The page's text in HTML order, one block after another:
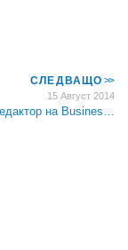
СЛЕДВАЩО>>
15 Август 2014
на Busines…